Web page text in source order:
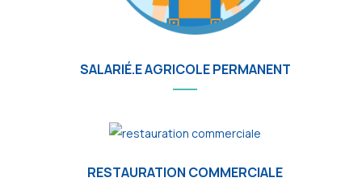
SALARIÉ.E AGRICOLE PERMANENT
RESTAURATION COMMERCIALE